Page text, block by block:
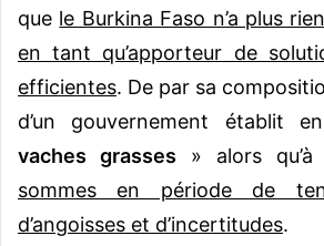
que le Burkina Faso n’a plus
en tant qu’apporteur de
efficientes. De par sa
d’un gouvernement établit
vaches grasses » alors qu’à
sommes en période de
d’angoisses et d’incertitudes.